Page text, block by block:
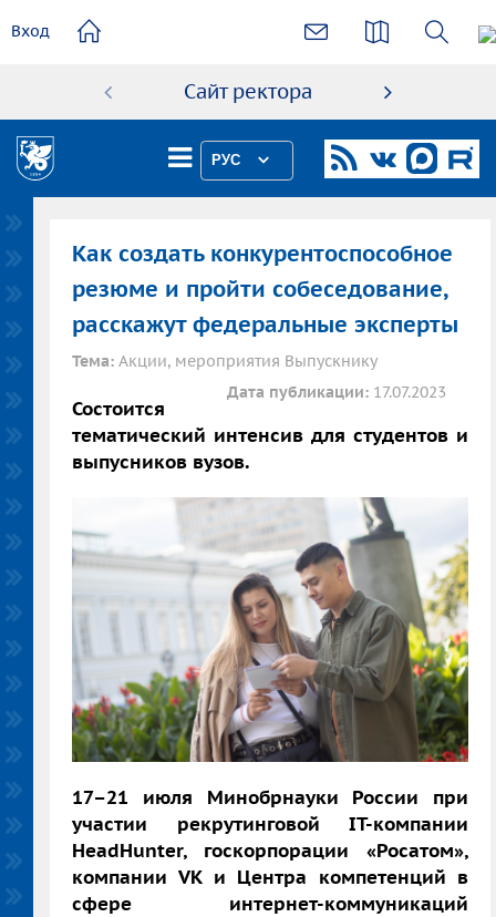
содержанию
Вход
Сайт ректора
РУС
Как создать конкурентоспособное
резюме и пройти собеседование,
расскажут федеральные эксперты
Тема: Акции, мероприятия Выпускнику
Дата публикации: 17.07.2023
Состоится
тематический интенсив для студентов и
выпусников вузов.
17–21 июля Минобрнауки России при
участии рекрутинговой IT-компании
HeadHunter, госкорпорации «Росатом»,
компании VK и Центра компетенций в
сфере интернет-коммуникаций